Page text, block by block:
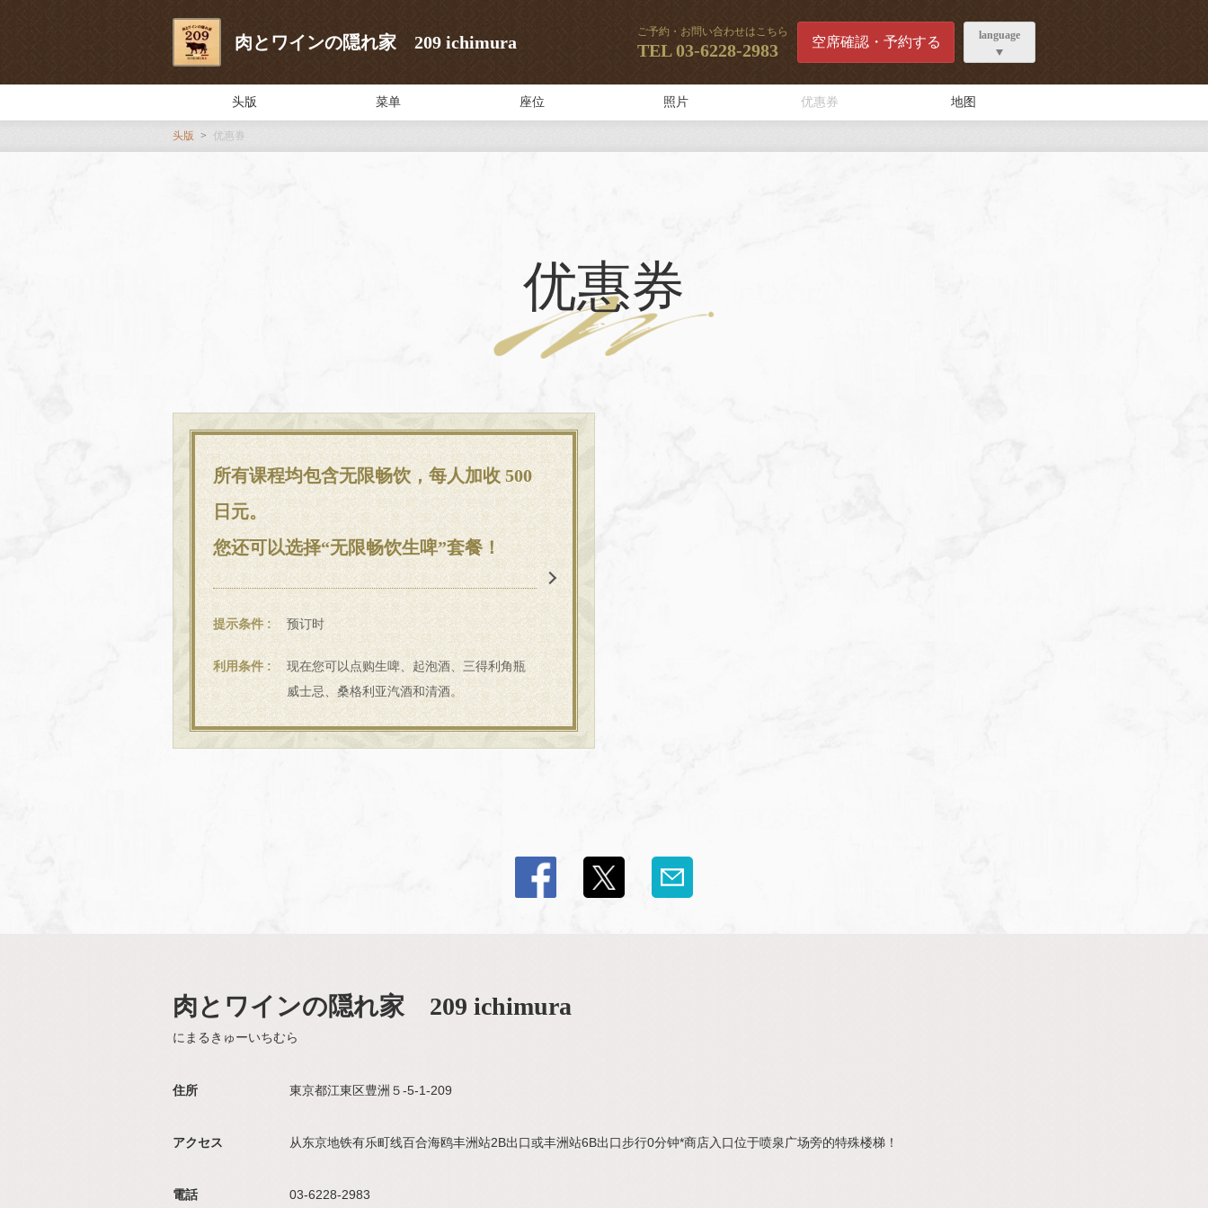
肉とワインの隠れ家 209 ichimura
ご予約・お問い合わせはこちら
TEL03-6228-2983 空席確認・予約する language
头版 菜单 座位 照片 优惠券 地图
头版 优惠券
优惠券
所有课程均包含无限畅饮，每人加收 500
日元。
您还可以选择“无限畅饮生啤”套餐！
提示条件 预订时
利用条件
现在您可以点购生啤、起泡酒、三得利角瓶
威士忌、桑格利亚汽酒和清酒。
肉とワインの隠れ家 209 ichimura
にまるきゅーいちむら
住所 東京都江東区豊洲５-5-1-209
アクセス 从东京地铁有乐町线百合海鸥丰洲站2B出口或丰洲站6B出口步行0分钟*商店入口位于喷泉广场旁的特殊楼梯！
電話 03-6228-2983